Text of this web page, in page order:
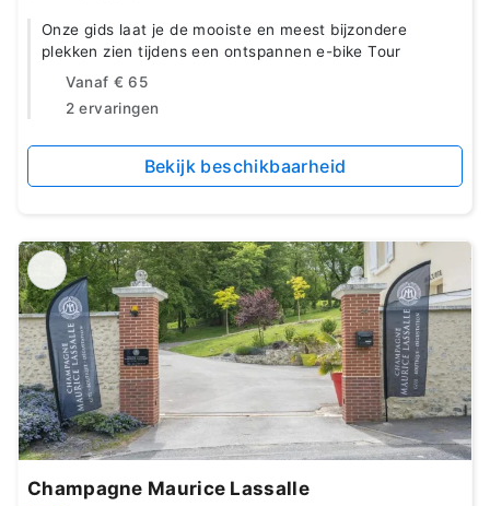
Onze gids laat je de mooiste en meest bijzondere
plekken zien tijdens een ontspannen e-bike Tour
Vanaf € 65
2 ervaringen
Bekijk beschikbaarheid
Champagne Maurice Lassalle